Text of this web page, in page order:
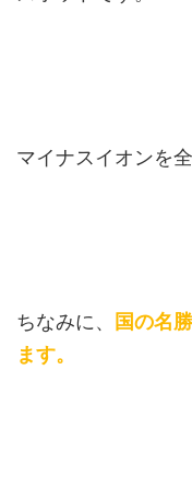
マイナスイオンを
ちなみに、
国の名
ます。